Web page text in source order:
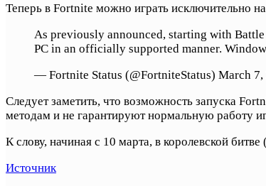
Теперь в Fortnite можно играть исключительно
As previously announced, starting with
PC in an officially supported manner.
— Fortnite Status (@FortniteStatus) March 7,
Следует заметить, что возможность запуска
методам и не гарантируют нормальную работу
К слову, начиная с 10 марта, в королевской
Источник